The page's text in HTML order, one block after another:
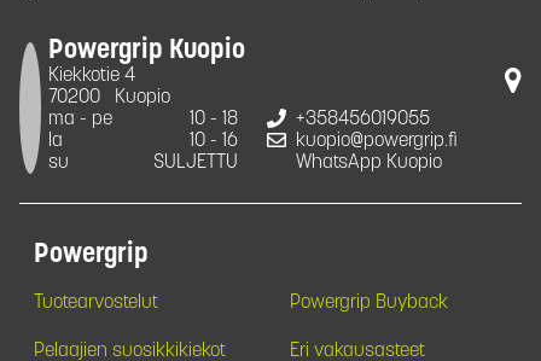
Powergrip Kuopio
Kiekkotie 4
70200
Kuopio
ma - pe
10 - 18
la
10 - 16
su
SULJETTU
+358456019055
kuopio@powergrip.fi
WhatsApp Kuopio
Powergrip
Tuotearvostelut Powergrip Buyback
Pelaajien suosikkikiekot Eri vakausasteet